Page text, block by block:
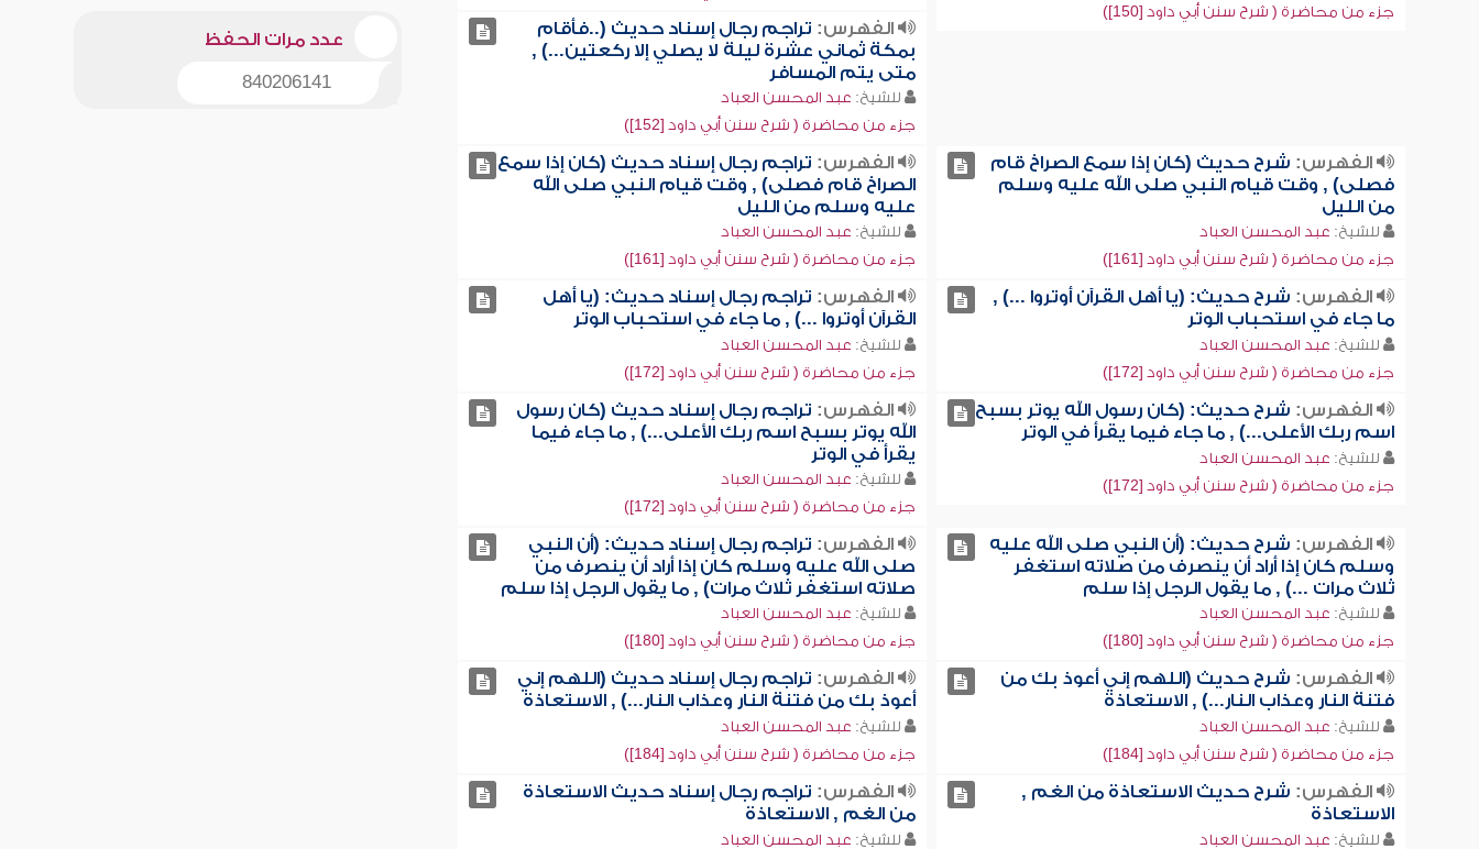
جزء من محاضرة ( شرح سنن أبي داود [150])
الفهرس: تراجم رجال إسناد حديث (..فأقام
بمكة ثماني عشرة ليلة لا يصلي إلا ركعتين...) ,
متى يتم المسافر
للشيخ: عبد المحسن العباد
جزء من محاضرة ( شرح سنن أبي داود [152])
الفهرس: شرح حديث (كان إذا سمع الصراخ قام
فصلى) , وقت قيام النبي صلى الله عليه وسلم
من الليل
للشيخ: عبد المحسن العباد
جزء من محاضرة ( شرح سنن أبي داود [161])
الفهرس: تراجم رجال إسناد حديث (كان إذا سمع
الصراخ قام فصلى) , وقت قيام النبي صلى الله
عليه وسلم من الليل
للشيخ: عبد المحسن العباد
جزء من محاضرة ( شرح سنن أبي داود [161])
الفهرس: شرح حديث: (يا أهل القرآن أوتروا ...) ,
ما جاء في استحباب الوتر
للشيخ: عبد المحسن العباد
جزء من محاضرة ( شرح سنن أبي داود [172])
الفهرس: تراجم رجال إسناد حديث: (يا أهل
القرآن أوتروا ...) , ما جاء في استحباب الوتر
للشيخ: عبد المحسن العباد
جزء من محاضرة ( شرح سنن أبي داود [172])
الفهرس: شرح حديث: (كان رسول الله يوتر بسبح
اسم ربك الأعلى...) , ما جاء فيما يقرأ في الوتر
للشيخ: عبد المحسن العباد
جزء من محاضرة ( شرح سنن أبي داود [172])
الفهرس: تراجم رجال إسناد حديث (كان رسول
الله يوتر بسبح اسم ربك الأعلى...) , ما جاء فيما
يقرأ في الوتر
للشيخ: عبد المحسن العباد
جزء من محاضرة ( شرح سنن أبي داود [172])
الفهرس: شرح حديث: (أن النبي صلى الله عليه
وسلم كان إذا أراد أن ينصرف من صلاته استغفر
ثلاث مرات ...) , ما يقول الرجل إذا سلم
للشيخ: عبد المحسن العباد
جزء من محاضرة ( شرح سنن أبي داود [180])
الفهرس: تراجم رجال إسناد حديث: (أن النبي
صلى الله عليه وسلم كان إذا أراد أن ينصرف من
صلاته استغفر ثلاث مرات) , ما يقول الرجل إذا سلم
للشيخ: عبد المحسن العباد
جزء من محاضرة ( شرح سنن أبي داود [180])
الفهرس: شرح حديث (اللهم إني أعوذ بك من
فتنة النار وعذاب النار...) , الاستعاذة
للشيخ: عبد المحسن العباد
جزء من محاضرة ( شرح سنن أبي داود [184])
الفهرس: تراجم رجال إسناد حديث (اللهم إني
أعوذ بك من فتنة النار وعذاب النار...) , الاستعاذة
للشيخ: عبد المحسن العباد
جزء من محاضرة ( شرح سنن أبي داود [184])
الفهرس: شرح حديث الاستعاذة من الغم ,
الاستعاذة
للشيخ: عبد المحسن العباد
الفهرس: تراجم رجال إسناد حديث الاستعاذة
من الغم , الاستعاذة
للشيخ: عبد المحسن العباد
عدد مرات الحفظ
840206141